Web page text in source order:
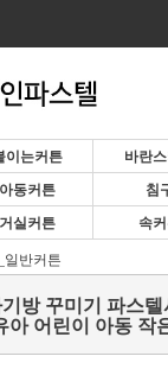
이는커튼 바란
아동커튼 침
거실커튼 속
일반커튼
방 꾸미기 파스
아 어린이 아동 작